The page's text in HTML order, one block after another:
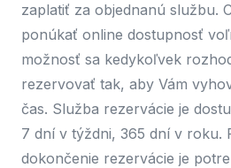
zaplatiť za objednanú službu.
ponúkať online dostupnosť
možnosť sa kedykoľvek
rezervovať tak, aby Vám
čas. Služba rezervácie je
7 dní v týždni, 365 dní v roku.
dokončenie rezervácie je